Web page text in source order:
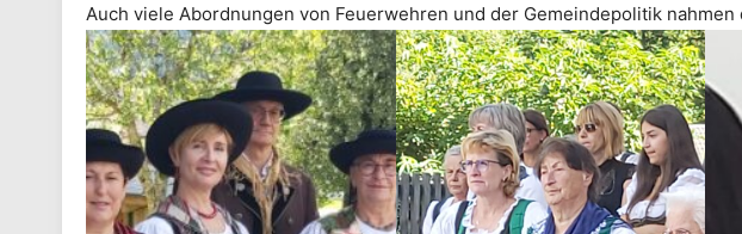
Auch viele Abordnungen von Feuerwehren und der Gemeindepolitik nahmen